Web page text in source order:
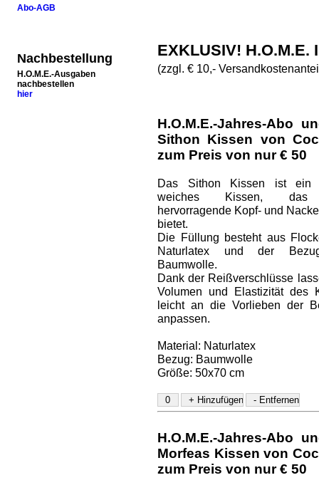
Abo-AGB
Nachbestellung
H.O.M.E.-Ausgaben
nachbestellen
hier
EXKLUSIV! H.O.M.E.
(zzgl. € 10,-
H.O.M.E.-Jahres-Abo
Sithon Kissen von
zum Preis von nur € 50
Das Sithon Kissen ist ein
weiches Kissen,
hervorragende Kopf- und
bietet.
Die Füllung besteht aus
Naturlatex und der
Baumwolle.
Dank der Reißverschlüsse
Volumen und Elastizität des
leicht an die Vorlieben der
anpassen.
Material: Naturlatex
Bezug: Baumwolle
Größe: 50x70 cm
H.O.M.E.-Jahres-Abo
Morfeas Kissen von
zum Preis von nur € 50